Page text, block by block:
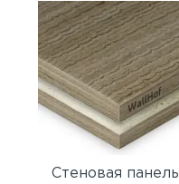
Стеновая панель